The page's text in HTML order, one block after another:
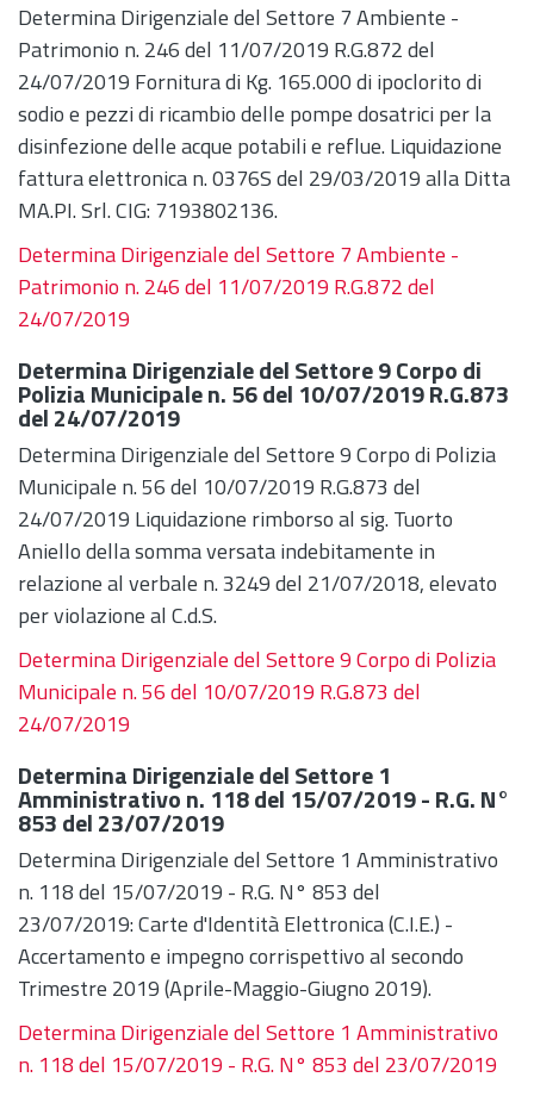
Determina Dirigenziale del Settore 7 Ambiente -
Patrimonio n. 246 del 11/07/2019 R.G.872 del
24/07/2019 Fornitura di Kg. 165.000 di ipoclorito di
sodio e pezzi di ricambio delle pompe dosatrici per la
disinfezione delle acque potabili e reflue. Liquidazione
fattura elettronica n. 0376S del 29/03/2019 alla Ditta
MA.PI. Srl. CIG: 7193802136.
Determina Dirigenziale del Settore 7 Ambiente -
Patrimonio n. 246 del 11/07/2019 R.G.872 del
24/07/2019
Determina Dirigenziale del Settore 9 Corpo di
Polizia Municipale n. 56 del 10/07/2019 R.G.873
del 24/07/2019
Determina Dirigenziale del Settore 9 Corpo di Polizia
Municipale n. 56 del 10/07/2019 R.G.873 del
24/07/2019 Liquidazione rimborso al sig. Tuorto
Aniello della somma versata indebitamente in
relazione al verbale n. 3249 del 21/07/2018, elevato
per violazione al C.d.S.
Determina Dirigenziale del Settore 9 Corpo di Polizia
Municipale n. 56 del 10/07/2019 R.G.873 del
24/07/2019
Determina Dirigenziale del Settore 1
Amministrativo n. 118 del 15/07/2019 - R.G. N°
853 del 23/07/2019
Determina Dirigenziale del Settore 1 Amministrativo
n. 118 del 15/07/2019 - R.G. N° 853 del
23/07/2019: Carte d'Identità Elettronica (C.I.E.) -
Accertamento e impegno corrispettivo al secondo
Trimestre 2019 (Aprile-Maggio-Giugno 2019).
Determina Dirigenziale del Settore 1 Amministrativo
n. 118 del 15/07/2019 - R.G. N° 853 del 23/07/2019